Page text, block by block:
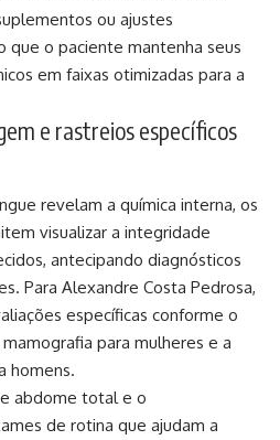
ou ajustes
que o paciente mantenha seus
em faixas otimizadas para a
e rastreios específicos
revelam a química interna, os
visualizar a integridade
antecipando diagnósticos
Para Alexandre Costa Pedrosa,
específicas conforme o
para mulheres e a
homens.
abdome total e o
de rotina que ajudam a